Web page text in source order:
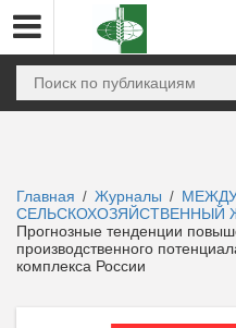
Главная / Журналы /
СЕЛЬСКОХОЗЯЙСТВЕННЫЙ
Прогнозные тенденции
производственного
комплекса России